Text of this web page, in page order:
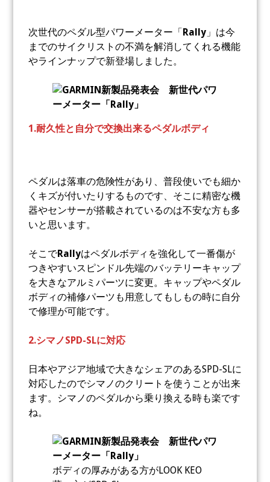
次世代のペダル型パワーメーター「Rally」は今
までのサイクリストの不満を解消してくれる機能
やラインナップで新登場しました。
1.耐久性と自分で交換出来るペダルボディ
ペダルは落車の危険性があり、普段使いでも細か
くキズが付いたりするものです、そこに精密な機
器やセンサーが搭載されているのは不安な方も多
いと思います。
そこでRallyはペダルボディを強化して一番傷が
つきやすいスピンドル先端のバッテリーキャップ
を大きなアルミパーツに変更。キャップやペダル
ボディの補修パーツも用意してもしもの時に自分
で修理が可能です。
2.シマノSPD-SLに対応
日本やアジア地域で大きなシェアのあるSPD-SLに
対応したのでシマノのクリートを使うことが出来
ます。シマノのペダルから乗り換える時も楽です
ね。
ボディの厚みがある方がLOOK KEO